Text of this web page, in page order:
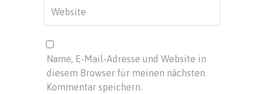
Name, E-Mail-Adresse und Website in
diesem Browser für meinen nächsten
Kommentar speichern.